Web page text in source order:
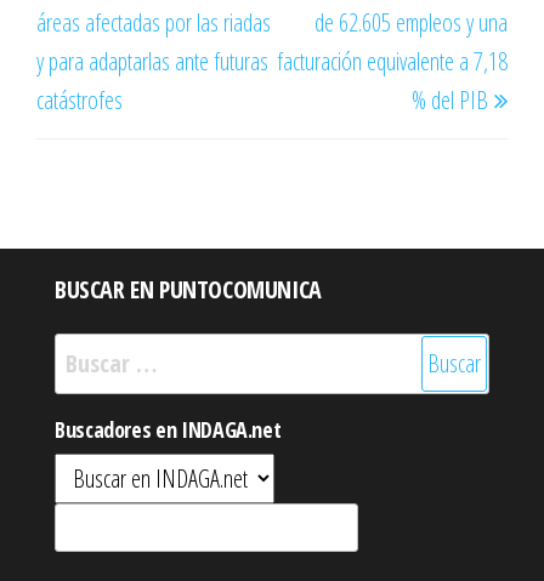
áreas afectadas por las riadas
y para adaptarlas ante futuras
catástrofes
de 62.605 empleos y una
facturación equivalente a 7,18
% del PIB
BUSCAR EN PUNTOCOMUNICA
Buscar:
Buscadores en INDAGA.net